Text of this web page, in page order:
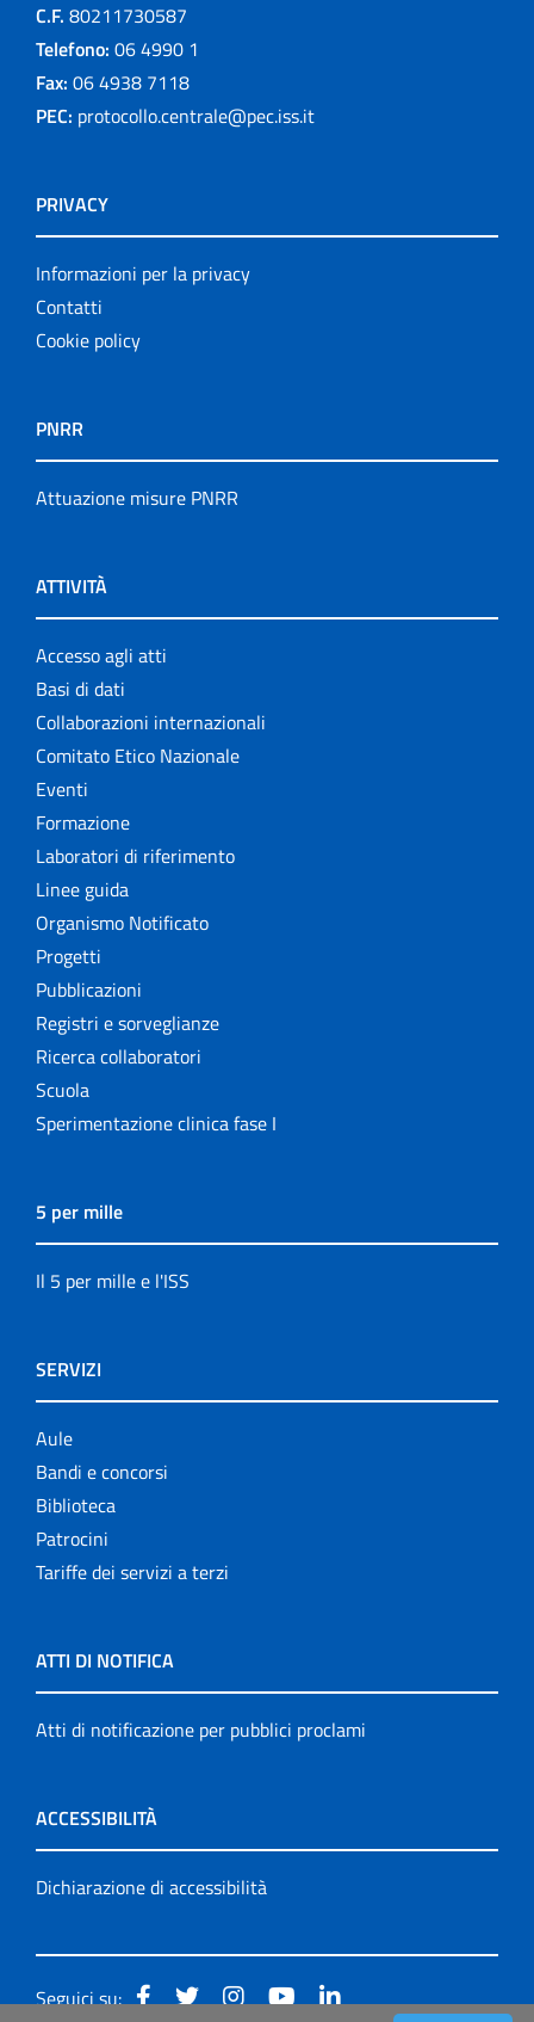
C.F. 80211730587
Telefono: 06 4990 1
Fax: 06 4938 7118
PEC: protocollo.centrale@pec.iss.it
PRIVACY
Informazioni per la privacy
Contatti
Cookie policy
PNRR
Attuazione misure PNRR
ATTIVITÀ
Accesso agli atti
Basi di dati
Collaborazioni internazionali
Comitato Etico Nazionale
Eventi
Formazione
Laboratori di riferimento
Linee guida
Organismo Notificato
Progetti
Pubblicazioni
Registri e sorveglianze
Ricerca collaboratori
Scuola
Sperimentazione clinica fase I
5 per mille
Il 5 per mille e l'ISS
SERVIZI
Aule
Bandi e concorsi
Biblioteca
Patrocini
Tariffe dei servizi a terzi
ATTI DI NOTIFICA
Atti di notificazione per pubblici proclami
ACCESSIBILITÀ
Dichiarazione di accessibilità
Seguici su: